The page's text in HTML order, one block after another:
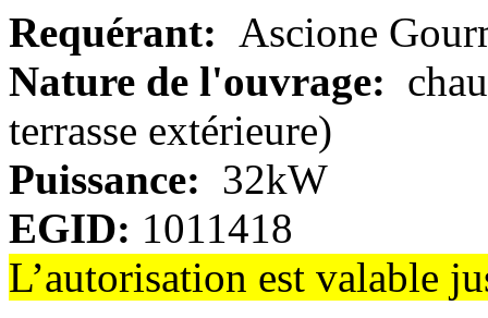
Requérant: Ascione
Nature de l'ouvrage:
terrasse extérieure)
Puissance: 32kW
EGID: 1011418
L’autorisation est valable